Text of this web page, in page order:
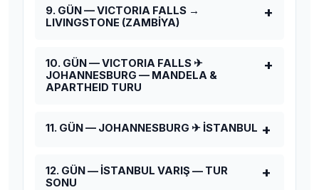
9. GÜN — VICTORIA FALLS →
LIVINGSTONE (ZAMBİYA)
10. GÜN — VICTORIA FALLS ✈
JOHANNESBURG — MANDELA &
APARTHEID TURU
11. GÜN — JOHANNESBURG ✈ İSTANBUL
12. GÜN — İSTANBUL VARIŞ — TUR
SONU